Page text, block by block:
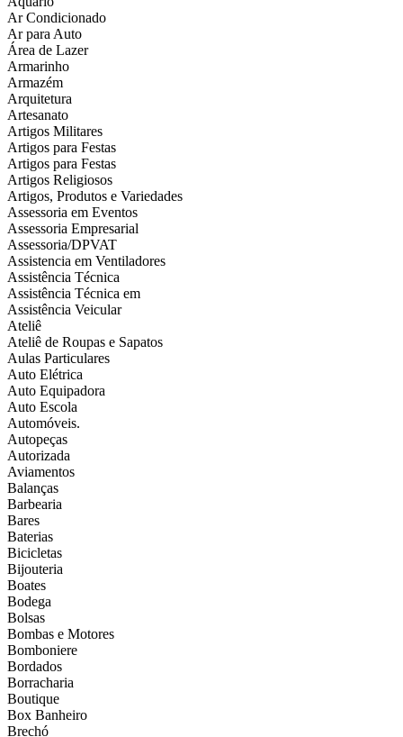
Ar Condicionado
Ar para Auto
Área de Lazer
Armarinho
Armazém
Arquitetura
Artesanato
Artigos Militares
Artigos para Festas
Artigos para Festas
Artigos Religiosos
Artigos, Produtos e Variedades
Assessoria em Eventos
Assessoria Empresarial
Assessoria/DPVAT
Assistencia em Ventiladores
Assistência Técnica
Assistência Técnica em
Assistência Veicular
Ateliê
Ateliê de Roupas e Sapatos
Aulas Particulares
Auto Elétrica
Auto Equipadora
Auto Escola
Automóveis.
Autopeças
Autorizada
Aviamentos
Balanças
Barbearia
Bares
Baterias
Bicicletas
Bijouteria
Boates
Bodega
Bolsas
Bombas e Motores
Bomboniere
Bordados
Borracharia
Boutique
Box Banheiro
Brechó